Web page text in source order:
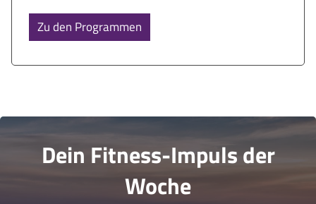
Zu den Programmen
Dein Fitness-Impuls der
Woche